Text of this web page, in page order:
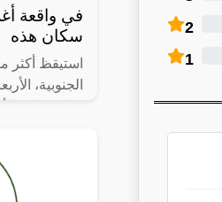
2
1
في واقعة
سكان هذه
الجنوبية،